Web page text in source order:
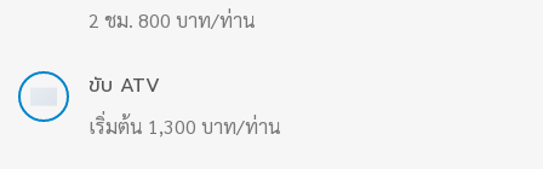
2 ชม. 800 บาท/ท่าน
ขับ ATV
เริ่มต้น 1,300 บาท/ท่าน